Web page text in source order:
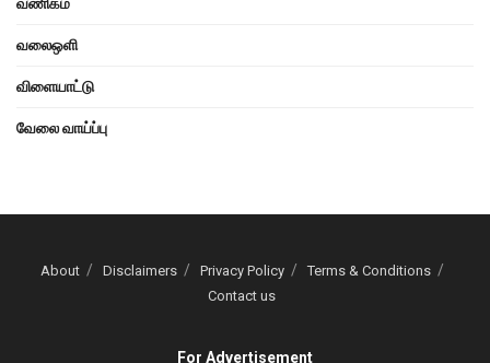
வலைஒளி
விளையாட்டு
வேலை வாய்ப்பு
About Disclaimers Privacy Policy
Terms & Conditions
Contact us
For Advertisement